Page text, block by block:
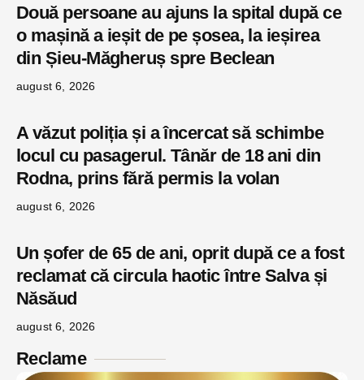
Două persoane au ajuns la spital după ce
o mașină a ieșit de pe șosea, la ieșirea
din Șieu-Măgheruș spre Beclean
august 6, 2026
A văzut poliția și a încercat să schimbe
locul cu pasagerul. Tânăr de 18 ani din
Rodna, prins fără permis la volan
august 6, 2026
Un șofer de 65 de ani, oprit după ce a fost
reclamat că circula haotic între Salva și
Năsăud
august 6, 2026
Reclame